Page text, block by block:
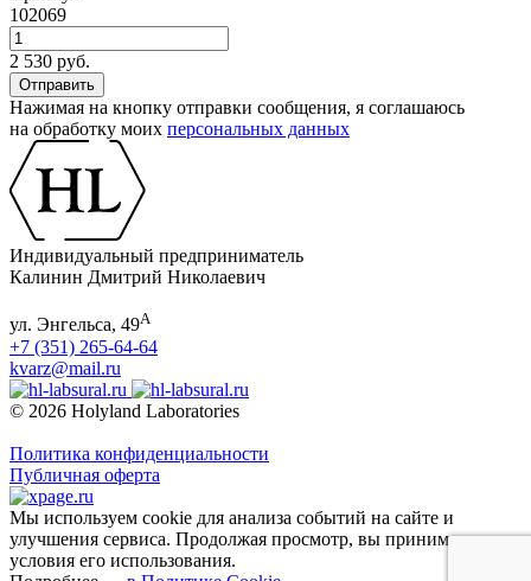
102069
2 530 руб.
Нажимая на кнопку отправки сообщения, я соглашаюсь
на обработку моих персональных данных
Индивидуальный предприниматель
Калинин Дмитрий Николаевич
ул. Энгельса, 49А
+7 (351) 265-64-64
kvarz@mail.ru
© 2026 Holyland Laboratories
Политика конфиденциальности
Публичная оферта
Мы используем cookie для анализа событий на сайте и
улучшения сервиса. Продолжая просмотр, вы принимаете
условия его использования.